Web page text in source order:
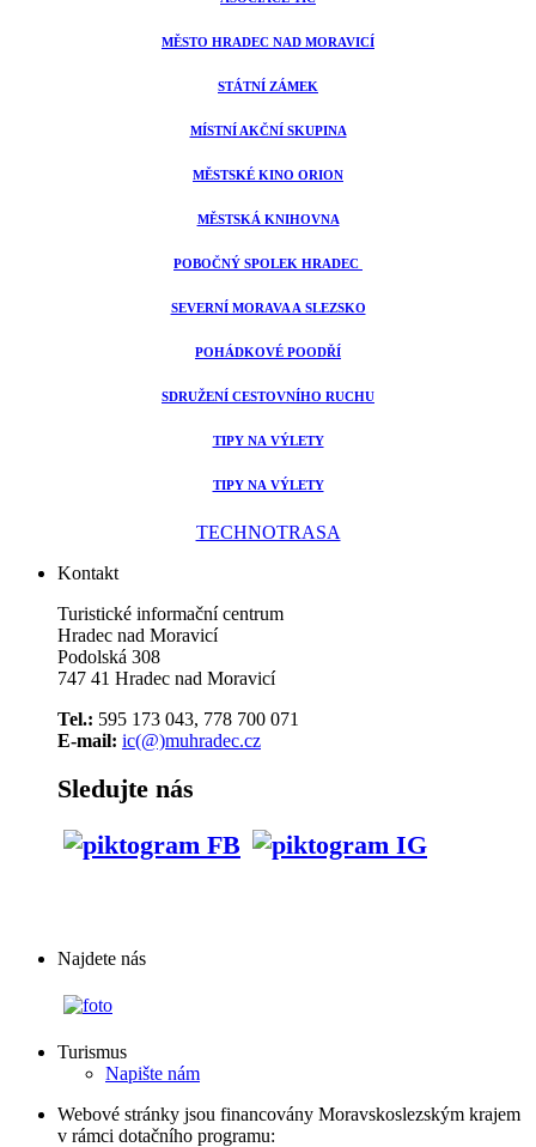
MĚSTO HRADEC NAD MORAVICÍ
STÁTNÍ ZÁMEK
MÍSTNÍ AKČNÍ SKUPINA
MĚSTSKÉ KINO ORION
MĚSTSKÁ KNIHOVNA
POBOČNÝ SPOLEK HRADEC
SEVERNÍ MORAVA A SLEZSKO
POHÁDKOVÉ POODŘÍ
SDRUŽENÍ CESTOVNÍHO RUCHU
TIPY NA VÝLETY
TIPY NA VÝLETY
TECHNOTRASA
Kontakt
Turistické informační centrum
Hradec nad Moravicí
Podolská 308
747 41 Hradec nad Moravicí
Tel.: 595 173 043, 778 700 071
E-mail: ic(@)muhradec.cz
Sledujte nás
Najdete nás
Turismus
Napište nám
Webové stránky jsou financovány Moravskoslezským krajem
v rámci dotačního programu: